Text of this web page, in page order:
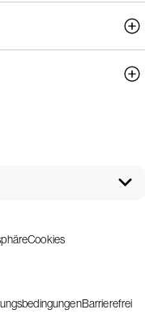
Cookies
Barrierefrei